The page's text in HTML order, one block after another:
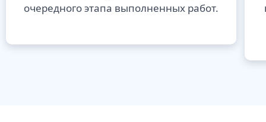
очередного этапа выполненных работ.